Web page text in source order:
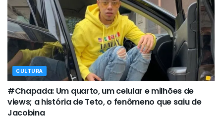
CULTURA
#Chapada: Um quarto, um celular e milhões de
views; a história de Teto, o fenômeno que saiu de
Jacobina